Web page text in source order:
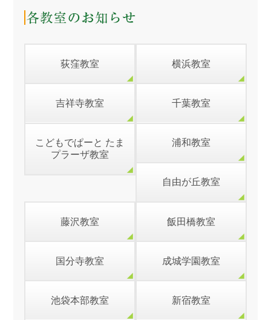
荻窪教室 横浜教室
吉祥寺教室 千葉教室
こどもでぱーと たま
プラーザ教室
浦和教室
自由が丘教室
藤沢教室 飯田橋教室
国分寺教室 成城学園教室
池袋本部教室 新宿教室